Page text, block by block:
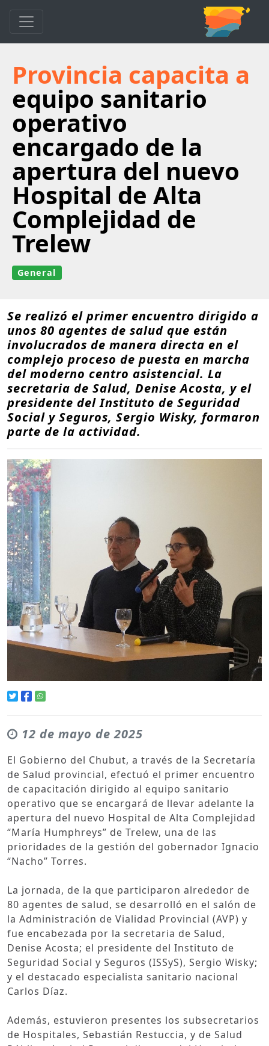
Provincia capacita a
equipo sanitario
operativo
encargado de la
apertura del nuevo
Hospital de Alta
Complejidad de
Trelew
General
Se realizó el primer encuentro dirigido a
unos 80 agentes de salud que están
involucrados de manera directa en el
complejo proceso de puesta en marcha
del moderno centro asistencial. La
secretaria de Salud, Denise Acosta, y el
presidente del Instituto de Seguridad
Social y Seguros, Sergio Wisky, formaron
parte de la actividad.
12 de mayo de 2025
El Gobierno del Chubut, a través de la Secretaría
de Salud provincial, efectuó el primer encuentro
de capacitación dirigido al equipo sanitario
operativo que se encargará de llevar adelante la
apertura del nuevo Hospital de Alta Complejidad
“María Humphreys” de Trelew, una de las
prioridades de la gestión del gobernador Ignacio
“Nacho” Torres.
La jornada, de la que participaron alrededor de
80 agentes de salud, se desarrolló en el salón de
la Administración de Vialidad Provincial (AVP) y
fue encabezada por la secretaria de Salud,
Denise Acosta; el presidente del Instituto de
Seguridad Social y Seguros (ISSyS), Sergio Wisky;
y el destacado especialista sanitario nacional
Carlos Díaz.
Además, estuvieron presentes los subsecretarios
de Hospitales, Sebastián Restuccia, y de Salud